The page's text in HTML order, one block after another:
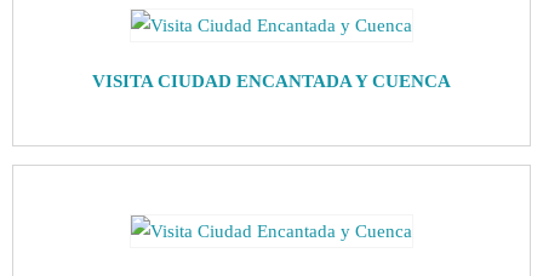
VISITA CIUDAD ENCANTADA Y CUENCA